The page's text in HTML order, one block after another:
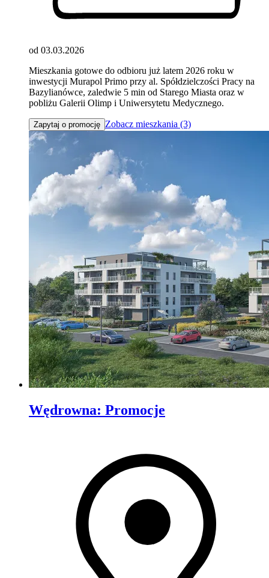
od 03.03.2026
Mieszkania gotowe do odbioru już latem 2026 roku w
inwestycji Murapol Primo przy al. Spółdzielczości Pracy na
Bazylianówce, zaledwie 5 min od Starego Miasta oraz w
pobliżu Galerii Olimp i Uniwersytetu Medycznego.
Zapytaj o promocję Zobacz mieszkania (3)
Wędrowna: Promocje